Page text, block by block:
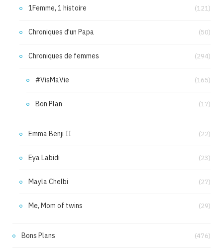
1Femme, 1 histoire (121)
Chroniques d'un Papa (50)
Chroniques de femmes (294)
#VisMaVie (165)
Bon Plan (17)
Emma Benji II (22)
Eya Labidi (23)
Mayla Chelbi (27)
Me, Mom of twins (29)
Bons Plans (476)